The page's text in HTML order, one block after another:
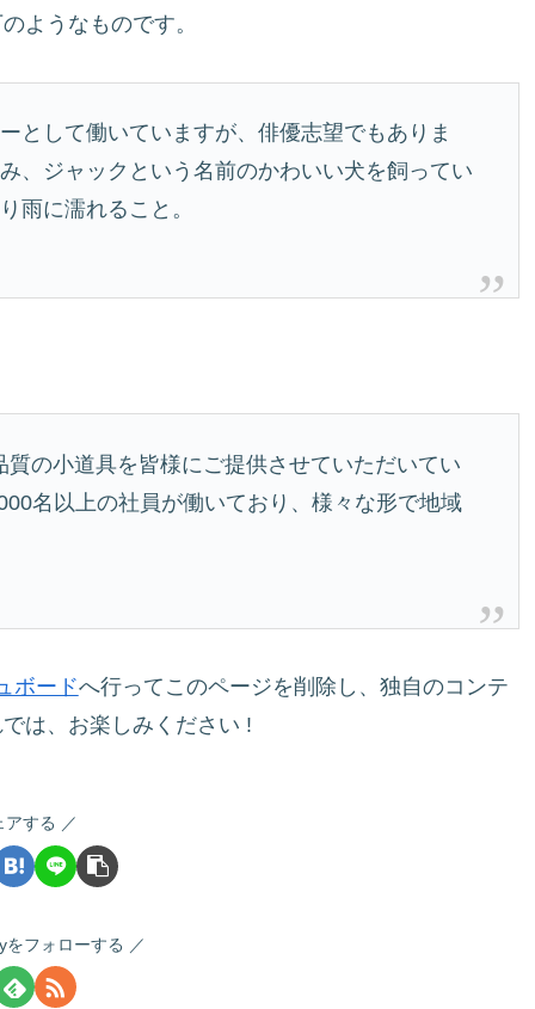
ようなものです。
として働いていますが、俳優志望でもありま
、ジャックという名前のかわいい犬を飼ってい
雨に濡れること。
の小道具を皆様にご提供させていただいてい
名以上の社員が働いており、様々な形で地域
ボードへ行ってこのページを削除し、独自のコンテ
は、お楽しみください !
アする
フォローする